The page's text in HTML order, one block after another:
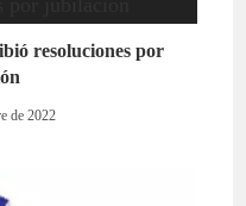
resoluciones por
de 2022